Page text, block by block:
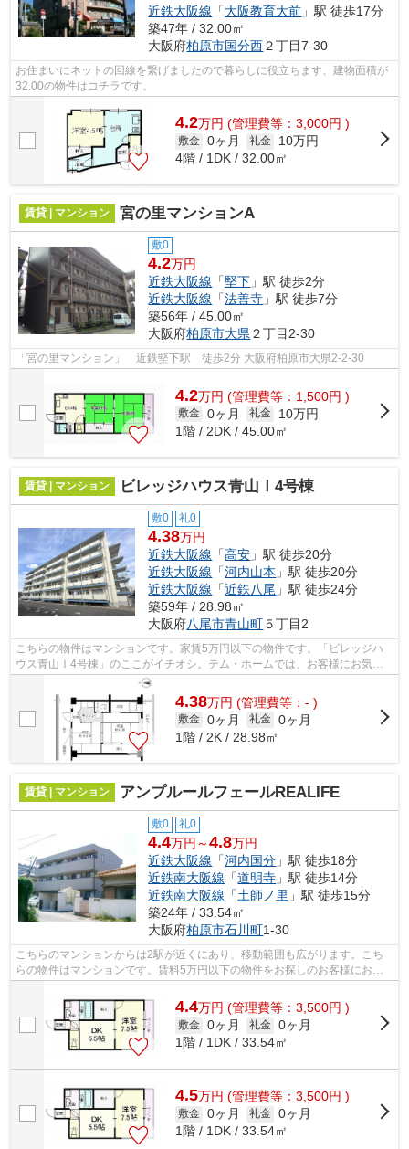
近鉄大阪線 「大阪教育大前 」駅 徒歩17分
築47年 / 32.00㎡
大阪府柏原市国分西２丁目7-30
お住まいにネットの回線を繋げましたので暮らしに役立ちます、建物面積が
32.00の物件はコチラです。
4.2万円 (管理費等：3,000円 )
敷金 0ヶ月 礼金
10万円
4階 / 1DK / 32.00㎡
賃貸 | マンション 宮の里マンションA
敷0
4.2万円
近鉄大阪線 「堅下 」駅 徒歩2分
近鉄大阪線 「法善寺 」駅 徒歩7分
築56年 / 45.00㎡
大阪府柏原市大県２丁目2-30
「宮の里マンション」 近鉄堅下駅 徒歩2分 大阪府柏原市大県2-2-30
4.2万円 (管理費等：1,500円 )
敷金 0ヶ月 礼金
10万円
1階 / 2DK / 45.00㎡
賃貸 | マンション ビレッジハウス青山Ⅰ4号棟
敷0 礼0
4.38万円
近鉄大阪線 「高安 」駅 徒歩20分
近鉄大阪線 「河内山本 」駅 徒歩20分
近鉄大阪線 「近鉄八尾 」駅 徒歩24分
築59年 / 28.98㎡
大阪府八尾市青山町５丁目2
こちらの物件はマンションです。家賃5万円以下の物件です。「ビレッジハ
ウス青山Ⅰ4号棟」のここがイチオシ。テム・ホームでは、お客様にお気に
入りの物件を見つけていただけるよう、ス...
4.38万円 (管理費等：- )
敷金 0ヶ月 礼金 0ヶ月
1階 / 2K / 28.98㎡
賃貸 | マンション アンプルールフェールREALIFE
敷0 礼0
4.4万円～4.8万円
近鉄大阪線 「河内国分 」駅 徒歩18分
近鉄南大阪線 「道明寺 」駅 徒歩14分
近鉄南大阪線 「土師ノ里 」駅 徒歩15分
築24年 / 33.54㎡
大阪府柏原市石川町1-30
こちらのマンションからは2駅が近くにあり、移動範囲も広がります。こち
らの物件はマンションです。賃料5万円以下の物件をお探しのお客様におす
すめです。こだわりポイント満載のアン...
4.4万円 (管理費等：3,500円 )
敷金 0ヶ月 礼金 0ヶ月
1階 / 1DK / 33.54㎡
4.5万円 (管理費等：3,500円 )
敷金 0ヶ月 礼金 0ヶ月
1階 / 1DK / 33.54㎡